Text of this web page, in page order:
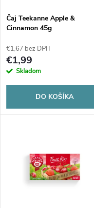
e
p
r
d
s
p
r
o
d
Čaj Teekanne Apple &
Cinnamon 45g
€1,67 bez DPH
€1,99
Skladom
DO KOŠÍKA